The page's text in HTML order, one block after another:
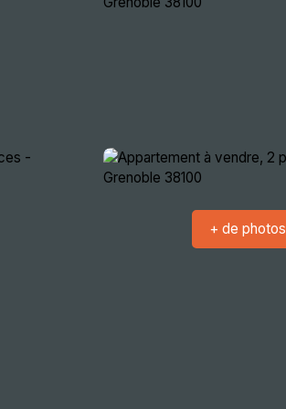
Nous rencontrer
+ de photos